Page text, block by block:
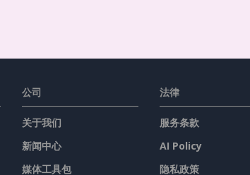
公司
关于我们
新闻中心
媒体工具包
法律
服务条款
AI Policy
隐私政策